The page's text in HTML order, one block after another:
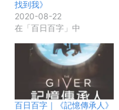
找到我》
2020-08-22
在「百日百字」中
百日百字｜《記憶傳承人》